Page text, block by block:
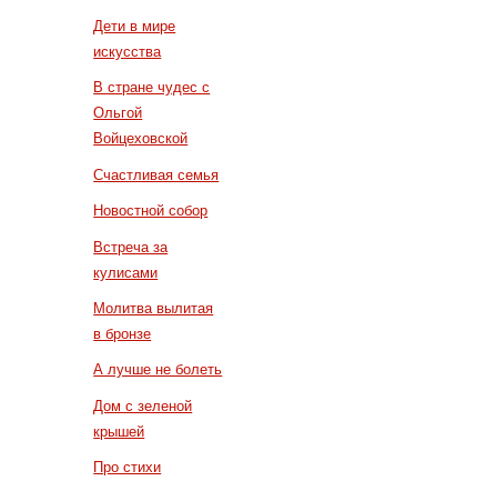
Дети в мире
искусства
В стране чудес с
Ольгой
Войцеховской
Счастливая семья
Новостной собор
Встреча за
кулисами
Молитва вылитая
в бронзе
А лучше не болеть
Дом с зеленой
крышей
Про стихи